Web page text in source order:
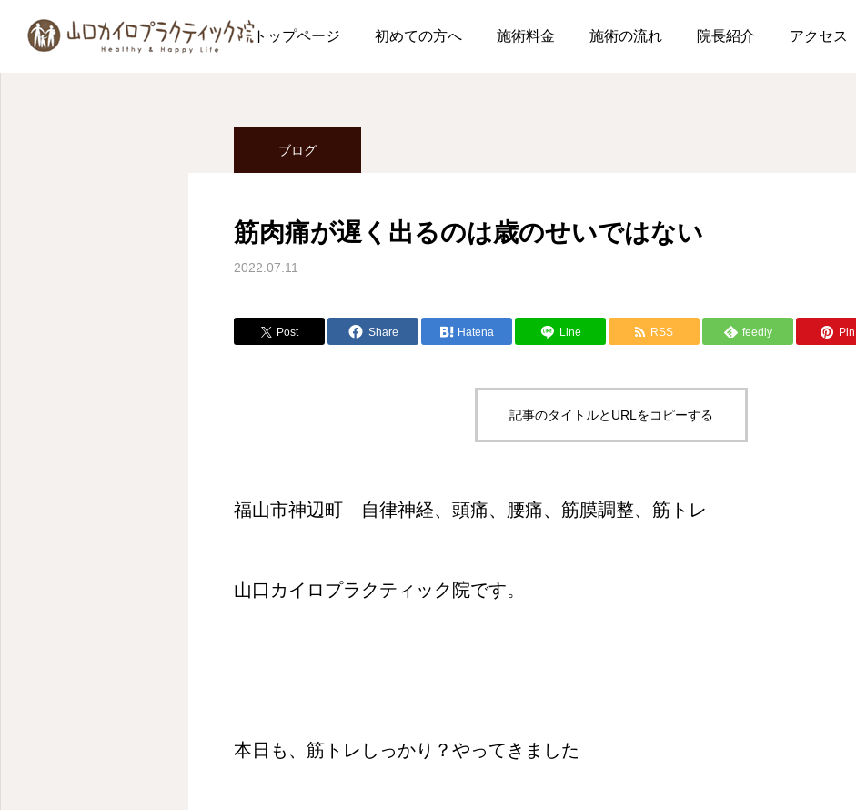
トップページ 初めての方へ 施術料金 施術の流れ 院長紹介 アクセス
ブログ ブログ 筋肉痛が遅く出るのは歳のせいではない
ブログ
筋肉痛が遅く出るのは歳のせいではない
2022.07.11
Post Share Hatena Line RSS feedly
記事のタイトルとURLをコピーする
福山市神辺町 自律神経、頭痛、腰痛、筋膜調整、筋トレ
山口カイロプラクティック院です。
本日も、筋トレしっかり？やってきました